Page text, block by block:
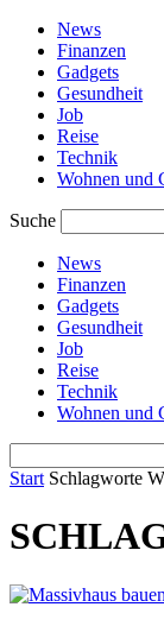
News
Finanzen
Gadgets
Gesundheit
Job
Reise
Technik
Wohnen und
Suche
News
Finanzen
Gadgets
Gesundheit
Job
Reise
Technik
Wohnen und
Start Schlagworte